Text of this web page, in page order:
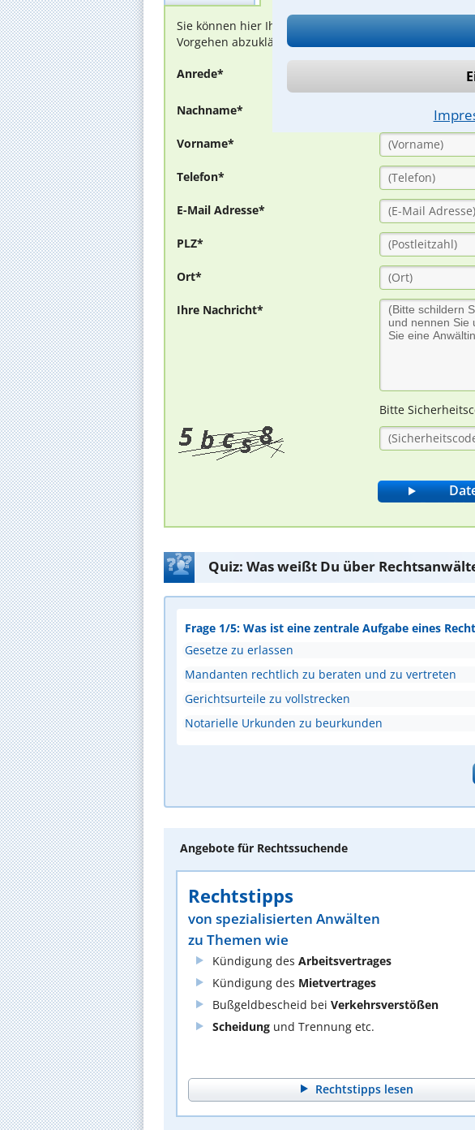
Sie können hier Ihren Fall schildern. Anschließend
Vorgehen abzuklären. Die Rückmeldung durch einen
Anrede*
Nachname*
Vorname*
Telefon*
E-Mail Adresse*
PLZ*
Ort*
Ihre Nachricht*
Bitte
Quiz: Was weißt Du über
Frage 1/5: Was ist eine zentrale Aufgabe eines
Gesetze zu erlassen
Mandanten rechtlich zu beraten und zu vertreten
Gerichtsurteile zu vollstrecken
Notarielle Urkunden zu beurkunden
Angebote für Rechtssuchende
Rechtstipps
von spezialisierten Anwälten
zu Themen wie
Kündigung des Arbeitsvertrages
Kündigung des Mietvertrages
Bußgeldbescheid bei Verkehrsverstößen
Scheidung und Trennung etc.
Rechtstipps lesen